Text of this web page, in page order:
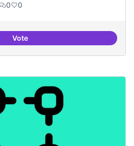
0 0
Vote30 projectes residents referents